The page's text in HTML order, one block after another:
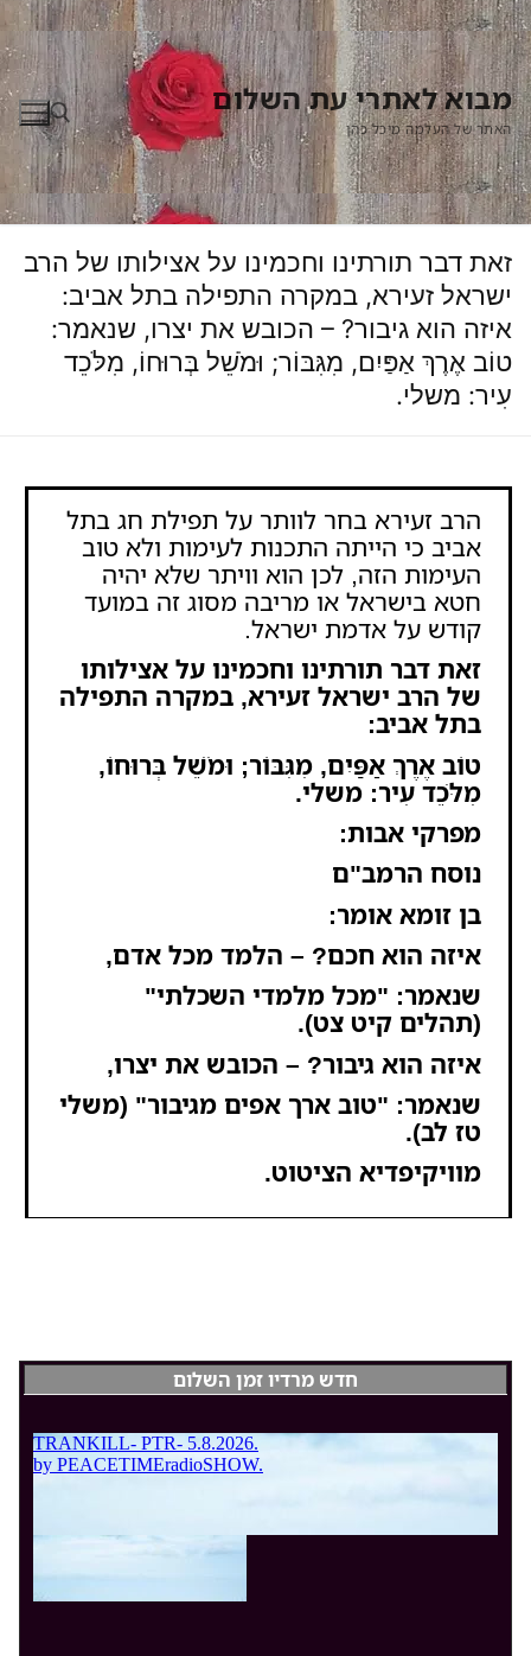
לאתרי עת השלום
של העלמה מיכל כהן
חפש:
דבר תורתינו וחכמינו על אצילותו של הרב
זעירא, במקרה התפילה בתל אביב:
הוא גיבור? – הכובש את יצרו, שנאמר:
אֶרֶךְ אַפַּיִם, מִגִּבּוֹר; וּמֹשֵׁל בְּרוּחוֹ, מִלֹּכֵד
משלי.
הרב זעירא בחר לוותר על תפילת חג בתל
אביב כי הייתה התכנות לעימות ולא טוב
העימות הזה, לכן הוא וויתר שלא יהיה
חטא בישראל או מריבה מסוג זה במועד
קודש על אדמת ישראל.
זאת דבר תורתינו וחכמינו על אצילותו
של הרב ישראל זעירא, במקרה התפילה
בתל אביב:
טוֹב אֶרֶךְ אַפַּיִם, מִגִּבּוֹר; וּמֹשֵׁל בְּרוּחוֹ,
מִלֹּכֵד עִיר: משלי.
מפרקי אבות:
נוסח הרמב"ם
בן זומא אומר:
איזה הוא חכם? – הלמד מכל אדם,
שנאמר: "מכל מלמדי השכלתי"
תהלים קיט צט ).
איזה הוא גיבור? – הכובש את יצרו,
שנאמר: "טוב ארך אפים מגיבור" (משלי
טז לב).
מוויקיפדיא הציטוט.
חדש מרדיו זמן השלום